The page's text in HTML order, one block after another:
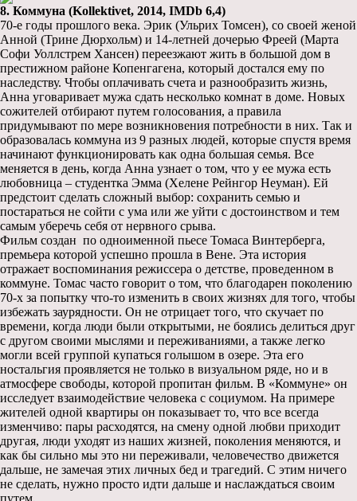
8. Коммуна (Kollektivet, 2014, IMDb 6,4)
70-е годы прошлого века. Эрик (Ульрих Томсен), со своей женой
Анной (Трине Дюрхольм) и 14-летней дочерью Фреей (Марта
Софи Уоллстрем Хансен) переезжают жить в большой дом в
престижном районе Копенгагена, который достался ему по
наследству. Чтобы оплачивать счета и разнообразить жизнь,
Анна уговаривает мужа сдать несколько комнат в доме. Новых
сожителей отбирают путем голосования, а правила
придумывают по мере возникновения потребности в них. Так и
образовалась коммуна из 9 разных людей, которые спустя время
начинают функционировать как одна большая семья. Все
меняется в день, когда Анна узнает о том, что у ее мужа есть
любовница – студентка Эмма (Хелене Рейнгор Неуман). Ей
предстоит сделать сложный выбор: сохранить семью и
постараться не сойти с ума или же уйти с достоинством и тем
самым уберечь себя от нервного срыва.
Фильм создан по одноименной пьесе Томаса Винтерберга,
премьера которой успешно прошла в Вене. Эта история
отражает воспоминания режиссера о детстве, проведенном в
коммуне. Томас часто говорит о том, что благодарен поколению
70-х за попытку что-то изменить в своих жизнях для того, чтобы
избежать заурядности. Он не отрицает того, что скучает по
времени, когда люди были открытыми, не боялись делиться друг
с другом своими мыслями и переживаниями, а также легко
могли всей группой купаться голышом в озере. Эта его
ностальгия проявляется не только в визуальном ряде, но и в
атмосфере свободы, которой пропитан фильм. В «Коммуне» он
исследует взаимодействие человека с социумом. На примере
жителей одной квартиры он показывает то, что все всегда
изменчиво: пары расходятся, на смену одной любви приходит
другая, люди уходят из наших жизней, поколения меняются, и
как бы сильно мы это ни переживали, человечество движется
дальше, не замечая этих личных бед и трагедий. С этим ничего
не сделать, нужно просто идти дальше и наслаждаться своим
путем.